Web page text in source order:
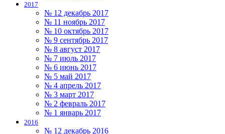
2017
№ 12 декабрь 2017
№ 11 ноябрь 2017
№ 10 октябрь 2017
№ 9 сентябрь 2017
№ 8 август 2017
№ 7 июль 2017
№ 6 июнь 2017
№ 5 май 2017
№ 4 апрель 2017
№ 3 март 2017
№ 2 февраль 2017
№ 1 январь 2017
2016
№ 12 декабрь 2016